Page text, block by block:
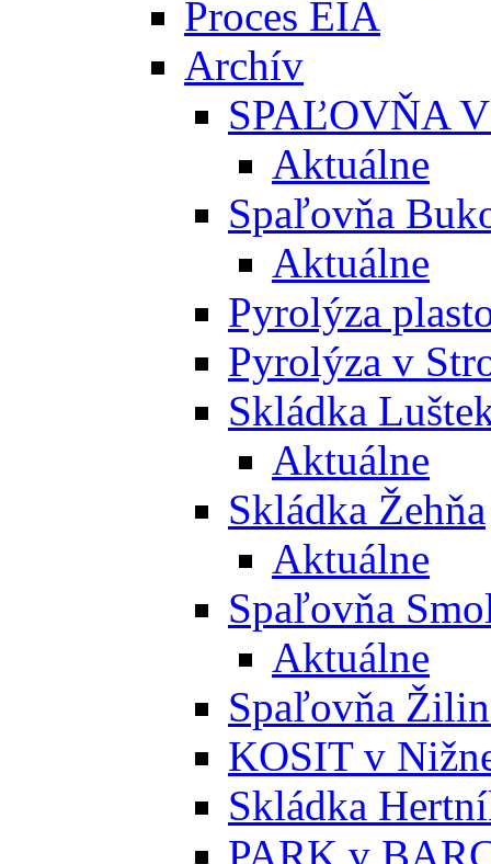
Proces EIA
Archív
SPAĽOVŇA
Aktuálne
Spaľovňa
Aktuálne
Pyrolýza
Pyrolýza v
Skládka
Aktuálne
Skládka Žehňa
Aktuálne
Spaľovňa
Aktuálne
Spaľovňa
KOSIT v
Skládka
PARK v